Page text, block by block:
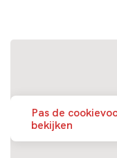
Pas de
bekijken